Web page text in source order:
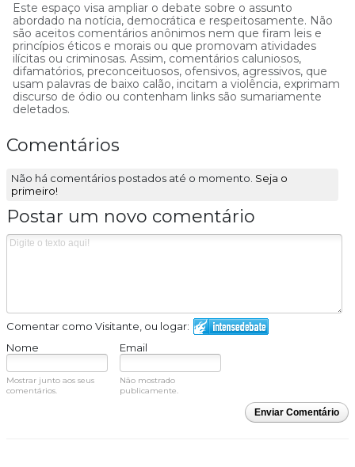
Este espaço visa ampliar o debate sobre o assunto
abordado na notícia, democrática e respeitosamente. Não
são aceitos comentários anônimos nem que firam leis e
princípios éticos e morais ou que promovam atividades
ilícitas ou criminosas. Assim, comentários caluniosos,
difamatórios, preconceituosos, ofensivos, agressivos, que
usam palavras de baixo calão, incitam a violência, exprimam
discurso de ódio ou contenham links são sumariamente
deletados.
Comentários
Não há comentários postados até o momento. Seja o
primeiro!
Postar um novo comentário
Comentar como Visitante, ou logar:
Nome
Email
Mostrar junto aos seus
comentários.
Não mostrado
publicamente.
Enviar Comentário